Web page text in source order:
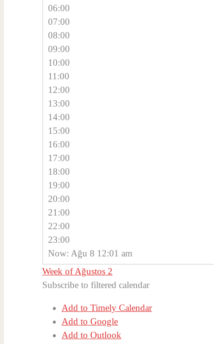
06:00
07:00
08:00
09:00
10:00
11:00
12:00
13:00
14:00
15:00
16:00
17:00
18:00
19:00
20:00
21:00
22:00
23:00
Now: Ağu 8 12:01 am
Week of Ağustos 2
Subscribe to filtered calendar
Add to Timely Calendar
Add to Google
Add to Outlook